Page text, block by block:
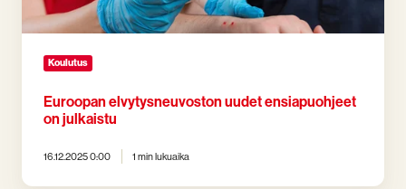
Koulutus
Euroopan elvytysneuvoston uudet ensiapuohjeet
on julkaistu
16.12.2025 0:00 1 min lukuaika